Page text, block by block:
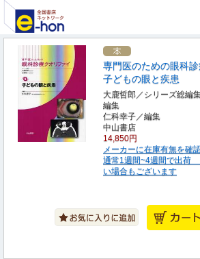
専門医のための眼科
子どもの眼と疾患
大鹿哲郎／シリーズ総編
編集
仁科幸子／編集
中山書店
14,850円
メーカーに在庫有無を確
通常1週間~4週間で出荷
い場合もございます